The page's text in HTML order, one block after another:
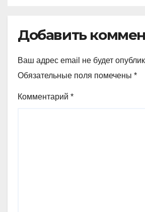
Добавить
Ваш адрес email не будет
Обязательные поля помечены *
Комментарий *